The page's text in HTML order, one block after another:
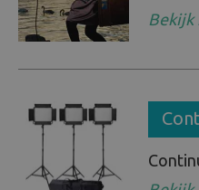
Verrekijker
Huren
Bekijk